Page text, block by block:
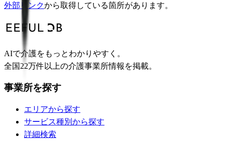
外部リンクから取得している箇所があります。
AIで介護をもっとわかりやすく。
全国22万件以上の介護事業所情報を掲載。
事業所を探す
エリアから探す
サービス種別から探す
詳細検索